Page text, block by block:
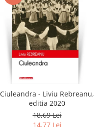
Ciuleandra - Liviu Rebreanu,
editia 2020
18,69 Lei
14,77 Lei